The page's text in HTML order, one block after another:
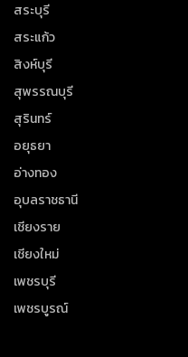
สระบุรี
สระแก้ว
สิงห์บุรี
สุพรรณบุรี
สุรินทร์
อยุธยา
อ่างทอง
อุบลราชธานี
เชียงราย
เชียงใหม่
เพชรบุรี
เพชรบูรณ์